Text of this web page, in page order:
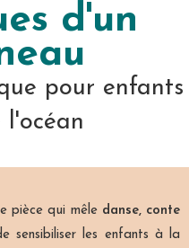
d'un
pour enfants
pièce qui mêle danse, conte
sensibiliser les enfants à la